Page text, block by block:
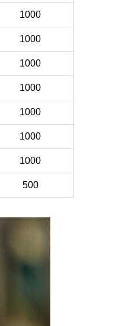
1000
1000
1000
1000
1000
1000
1000
500